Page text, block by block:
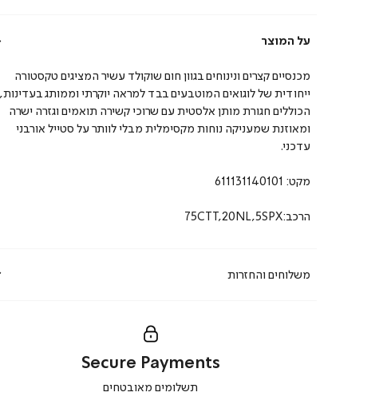
על המוצר
משלוחים והחזרות
מכנסיים קצרים ונינוחים בגוון חום שוקולד עשיר המציגים טקסטורה
ייחודית של לוגואים המוטבעים בבד למראה יוקרתי וממותג בעדינות,
הכוללים חגורת מותן אלסטית עם שרוכי קשירה תואמים וגזרה ישרה
ומאוזנת שמעניקה נוחות מקסימלית מבלי לוותר על סטייל אורבני
עדכני.
מקט: 611131140101
הרכב:75CTT,20NL,5SPX
secure
Secure Payments
תשלומים מאובטחים